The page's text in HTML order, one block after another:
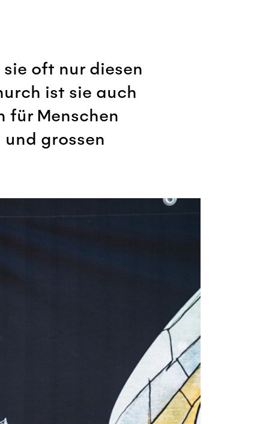
oft nur diesen
ist sie auch
für Menschen
grossen